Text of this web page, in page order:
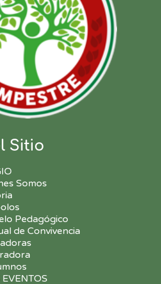
Sitio
Somos
Pedagógico
de Convivencia